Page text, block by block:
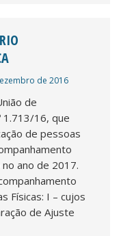
de 2016
de
1.713/16, que
de pessoas
ano de 2017.
Físicas: I – cujos
de Ajuste